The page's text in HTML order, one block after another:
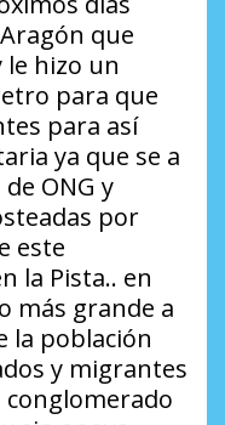
que
le hizo un
para que
para así
ya que se a
ONG y
por
este
la Pista.. en
más grande a
la población
y migrantes
conglomerado